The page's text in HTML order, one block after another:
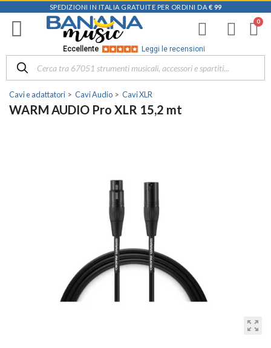
SPEDIZIONI IN ITALIA GRATUITE PER ORDINI DA € 99
Eccellente Leggi le recensioni
Cavi e adattatori Cavi Audio Cavi XLR
WARM AUDIO Pro XLR 15,2 mt
zoom_out_map